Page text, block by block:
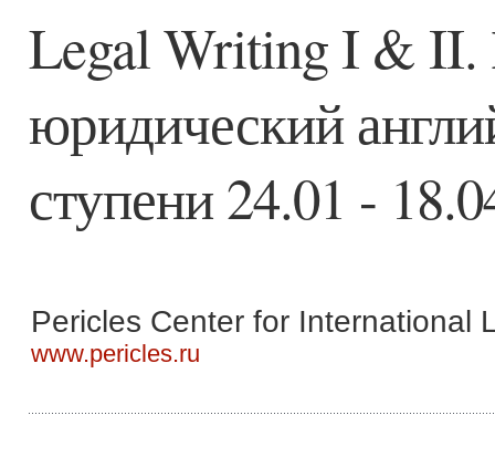
Legal Writing I &
юридический
ступени 24.01 -
Pericles Center for International
www.pericles.ru